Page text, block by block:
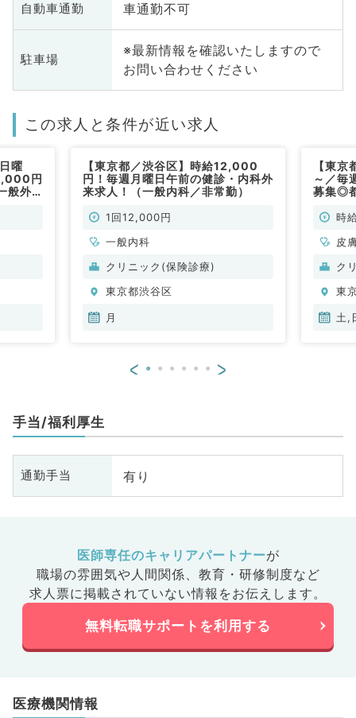
自動車通勤 車通勤不可
駐車場
※最新情報を確認いたしますので
お問い合わせください
この求人と条件が近い求人
曜
円
般外
【東京都／渋谷区】時給12,000
円！毎週月曜日午前の健診・内科外
来求人！（一般内科／非常勤）
1回12,000円
一般内科
クリニック(保険診療)
東京都渋谷区
月
【東
～／毎
募集◎
非常勤
時
皮
ク
東
土,
< >
手当/福利厚生
通勤手当 有り
医師専任のキャリアパートナーが
職場の雰囲気や人間関係、 教育・研修制度など
求人票に掲載されていない情報をお伝えします。
無料転職サポートを利用する
医療機関情報